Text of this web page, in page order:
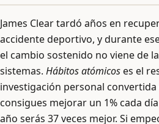
James Clear tardó años en
accidente deportivo, y durante
el cambio sostenido no viene de
sistemas. Hábitos atómicoses el
investigación personal
consigues mejorar un 1% cada
año serás 37 veces mejor. Si